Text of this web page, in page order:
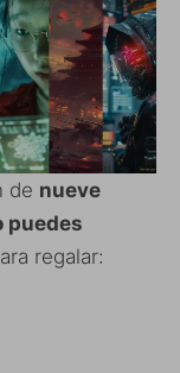
de nueve
puedes
regalar: